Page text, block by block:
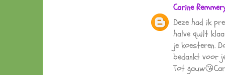
Carine
Deze had ik
halve quilt
je koesteren.
bedankt voor
Tot